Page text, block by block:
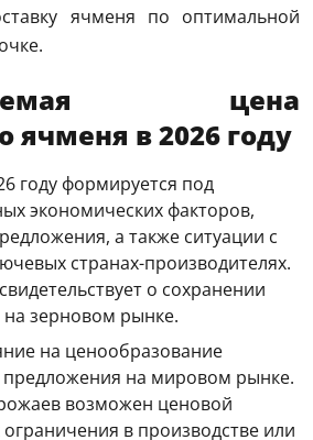
ячменя по оптимальной
цена
ячменя в 2026 году
году формируется под
экономических факторов,
а также ситуации с
странах-производителях.
о сохранении
на зерновом рынке.
на ценообразование
предложения на мировом рынке.
возможен ценовой
ограничения в производстве или